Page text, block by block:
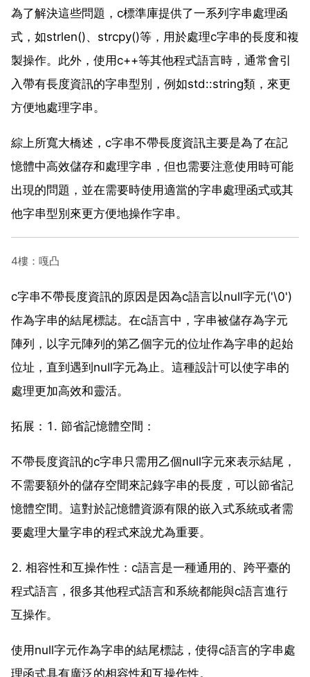
為了解決這些問題，c標準庫提供了一系列字串處理函
式，如strlen()、strcpy()等，用於處理c字串的長度和複
製操作。此外，使用c++等其他程式語言時，通常會引
入帶有長度資訊的字串型別，例如std::string類，來更
方便地處理字串。
綜上所寬大橋述，c字串不帶長度資訊主要是為了在記
憶體中高效儲存和處理字串，但也需要注意使用時可能
出現的問題，並在需要時使用適當的字串處理函式或其
他字串型別來更方便地操作字串。
4樓：嘎凸
c字串不帶長度資訊的原因是因為c語言以null字元('\0')
作為字串的結尾標誌。在c語言中，字串被儲存為字元
陣列，以字元陣列的第乙個字元的位址作為字串的起始
位址，直到遇到null字元為止。這種設計可以使字串的
處理更加高效和靈活。
拓展：1. 節省記憶體空間：
不帶長度資訊的c字串只需用乙個null字元來表示結尾，
不需要額外的儲存空間來記錄字串的長度，可以節省記
憶體空間。這對於記憶體資源有限的嵌入式系統或者需
要處理大量字串的程式來說尤為重要。
2. 相容性和互操作性：c語言是一種通用的、跨平臺的
程式語言，很多其他程式語言和系統都能與c語言進行
互操作。
使用null字元作為字串的結尾標誌，使得c語言的字串處
理函式具有廣泛的相容性和互操作性。